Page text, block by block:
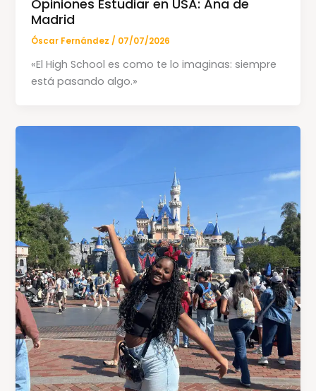
Opiniones Estudiar en USA: Ana de
Madrid
Óscar Fernández / 07/07/2026
«El High School es como te lo imaginas: siempre
está pasando algo.»